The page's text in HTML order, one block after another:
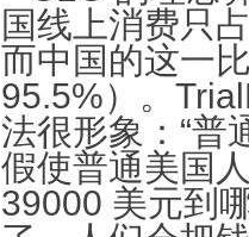
国线上消费只
而中国的这一
95.5%）。
法很形象：“普
假使普通美国
39000 美元到